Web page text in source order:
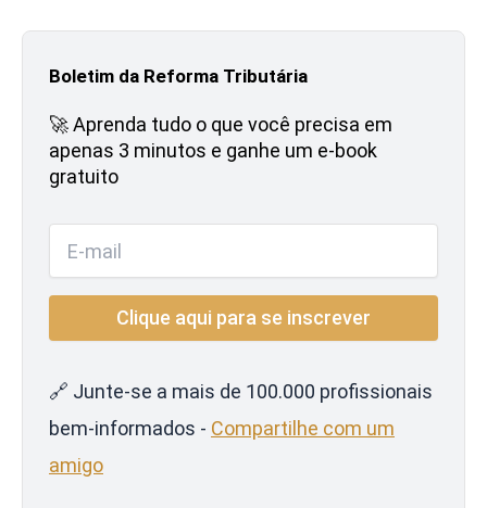
Boletim da Reforma Tributária
🚀 Aprenda tudo o que você precisa em
apenas 3 minutos e ganhe um e-book
gratuito
🔗 Junte-se a mais de 100.000 profissionais
bem-informados - Compartilhe com um
amigo